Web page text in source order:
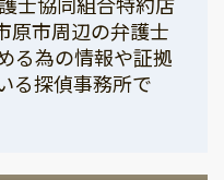
原市周辺の弁護士
る為の情報や証拠
る探偵事務所で